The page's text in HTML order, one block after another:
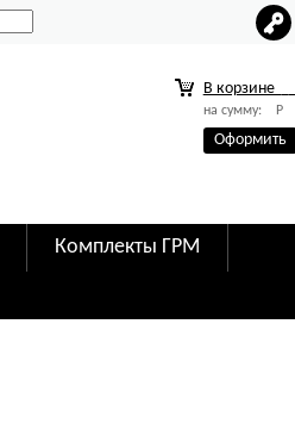
В корзине
на сумму: Р
Оформить
Комплекты ГРМ